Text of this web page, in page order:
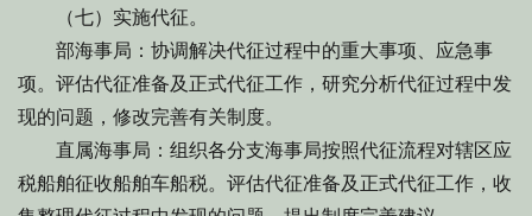
（七）实施代征。
部海事局：协调解决代征过程中的重大事项、应急事
项。评估代征准备及正式代征工作，研究分析代征过程中发
现的问题，修改完善有关制度。
直属海事局：组织各分支海事局按照代征流程对辖区应
税船舶征收船舶车船税。评估代征准备及正式代征工作，收